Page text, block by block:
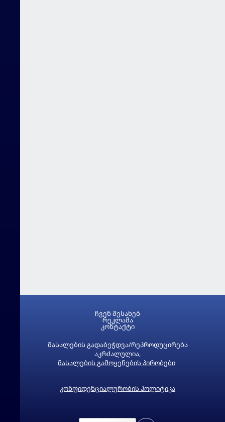
მასალების გადაბეჭდვა/რეპროდუცირება
აკრძალულია,
მასალების გამოყენების პირობები
კონფიდენციალურობის პოლიტიკა
ჩვენ შესახებ
რეკლამა
კონტაქტი